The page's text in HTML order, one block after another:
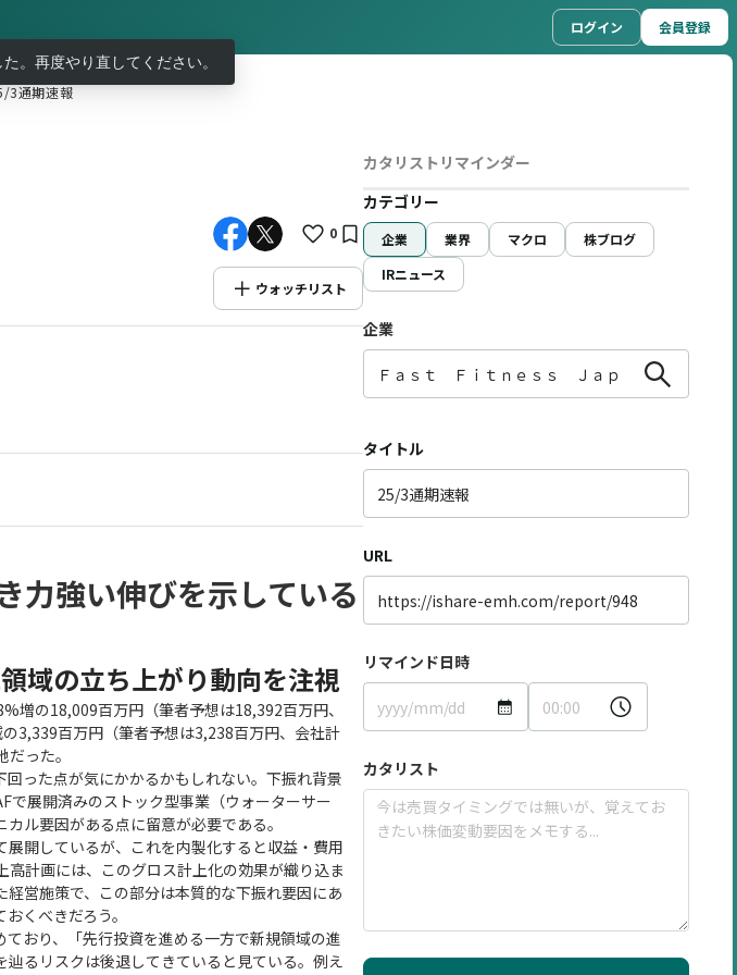
ログイン 会員登録
3通期速報
0
ウォッチリスト
力強い伸びを示している
域の立ち上がり動向を注視
増の18,009百万円（筆者予想は18,392百万円、
3,339百万円（筆者予想は3,238百万円、会社計
った。
った点が気にかかるかもしれない。下振れ背景
展開済みのストック型事業（ウォーターサー
ル要因がある点に留意が必要である。
開しているが、これを内製化すると収益・費用
計画には、このグロス計上化の効果が織り込ま
営施策で、この部分は本質的な下振れ要因にあ
くべきだろう。
おり、「先行投資を進める一方で新規領域の進
るリスクは後退してきていると見ている。例え
カタリストリマインダー
カテゴリー
企業 業界 マクロ
株ブログ
IRニュース
企業
タイトル
URL
リマインド日時
カタリスト
。再度やり直してください。